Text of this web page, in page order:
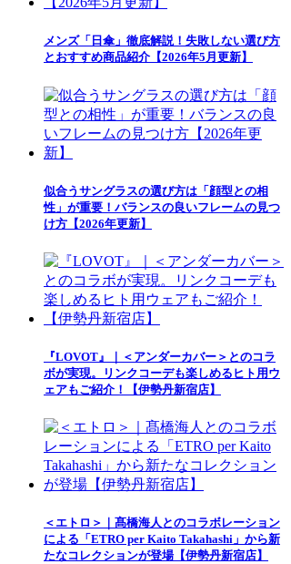
メンズ「日傘」徹底解説！失敗しない選び方
とおすすめ商品紹介【2026年5月更新】
似合うサングラスの選び方は「顔型との相
性」が重要！バランスの良いフレームの見つ
け方【2026年更新】
『LOVOT』｜＜アンダーカバー＞とのコラ
ボが実現。リンクコーデも楽しめるヒト用ウ
ェアもご紹介！【伊勢丹新宿店】
＜エトロ＞｜髙橋海人とのコラボレーション
による「ETRO per Kaito Takahashi」から新
たなコレクションが登場【伊勢丹新宿店】